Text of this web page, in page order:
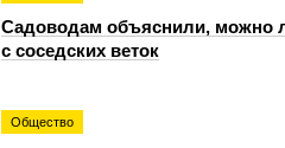
Садоводам объяснили, можно
с соседских веток
Общество